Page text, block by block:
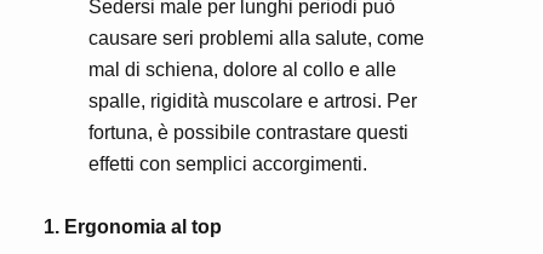
Sedersi male per lunghi periodi può
causare seri problemi alla salute, come
mal di schiena, dolore al collo e alle
spalle, rigidità muscolare e artrosi. Per
fortuna, è possibile contrastare questi
effetti con semplici accorgimenti.
1. Ergonomia al top